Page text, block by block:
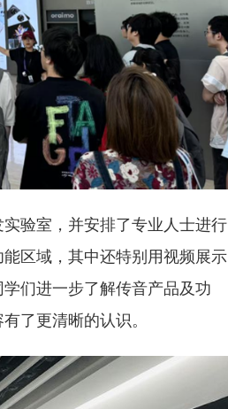
验室，并安排了专业人士进行
区域，其中还特别用视频展示
们进一步了解传音产品及功
了更清晰的认识。